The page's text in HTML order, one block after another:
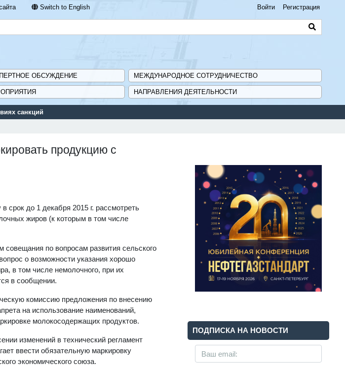
Switch to English Войти Регистрация
ОБСУЖДЕНИЕ МЕЖДУНАРОДНОЕ СОТРУДНИЧЕСТВО
НАПРАВЛЕНИЯ ДЕЯТЕЛЬНОСТИ
санкций
продукцию с
до 1 декабря 2015 г. рассмотреть
жиров (к которым в том числе
совещания по вопросам развития сельского
о возможности указания хорошо
в том числе немолочного, при их
в сообщении.
комиссию предложения по внесению
на использование наименований,
молокосодержащих продуктов.
изменений в технический регламент
ввести обязательную маркировку
экономического союза.
ПОДПИСКА НА НОВОСТИ